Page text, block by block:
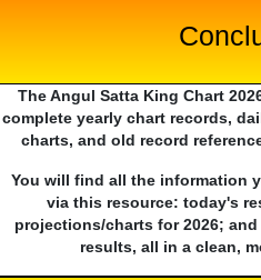
The Angul Satta King Chart
complete yearly chart records,
charts, and old record
You will find all the information
via this resource: today's
projections/charts for 2026;
results, all in a clean,